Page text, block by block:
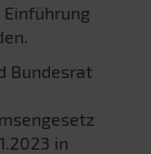
Bundesrat
in